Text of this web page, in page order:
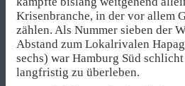
Krisenbranche, in der vor allem
zählen. Als Nummer sieben der
Abstand zum Lokalrivalen
sechs) war Hamburg Süd
langfristig zu überleben.